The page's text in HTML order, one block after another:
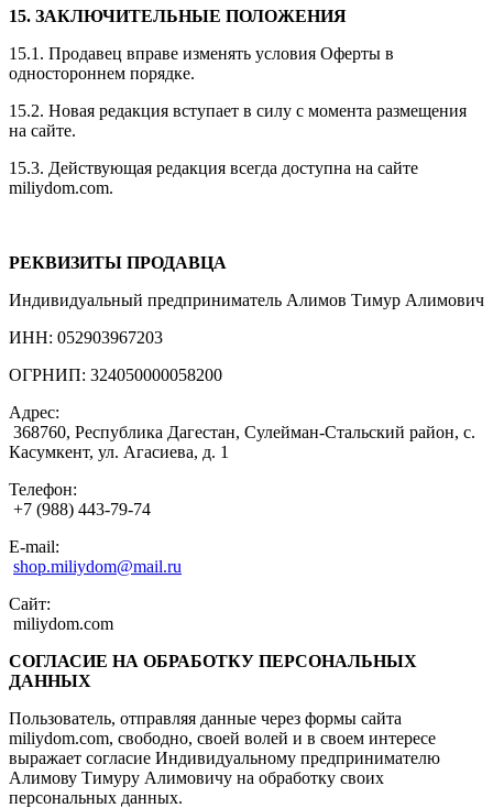
15. ЗАКЛЮЧИТЕЛЬНЫЕ ПОЛОЖЕНИЯ
15.1. Продавец вправе изменять условия Оферты в
одностороннем порядке.
15.2. Новая редакция вступает в силу с момента размещения
на сайте.
15.3. Действующая редакция всегда доступна на сайте
miliydom.com.
РЕКВИЗИТЫ ПРОДАВЦА
Индивидуальный предприниматель Алимов Тимур Алимович
ИНН: 052903967203
ОГРНИП: 324050000058200
Адрес:
368760, Республика Дагестан, Сулейман-Стальский район, с.
Касумкент, ул. Агасиева, д. 1
Телефон:
+7 (988) 443-79-74
E-mail:
shop.miliydom@mail.ru
Сайт:
miliydom.com
СОГЛАСИЕ НА ОБРАБОТКУ ПЕРСОНАЛЬНЫХ
ДАННЫХ
Пользователь, отправляя данные через формы сайта
miliydom.com, свободно, своей волей и в своем интересе
выражает согласие Индивидуальному предпринимателю
Алимову Тимуру Алимовичу на обработку своих
персональных данных.